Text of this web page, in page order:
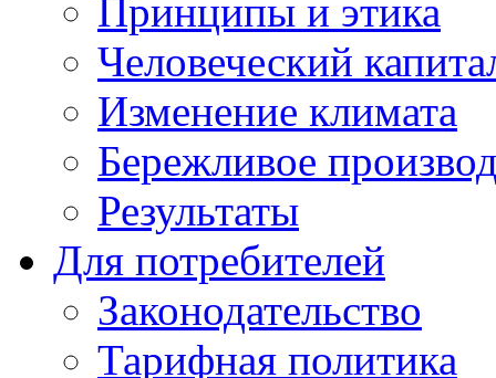
Принципы и этика
Человеческий
Изменение климата
Бережливое
Результаты
Для потребителей
Законодательство
Тарифная политика